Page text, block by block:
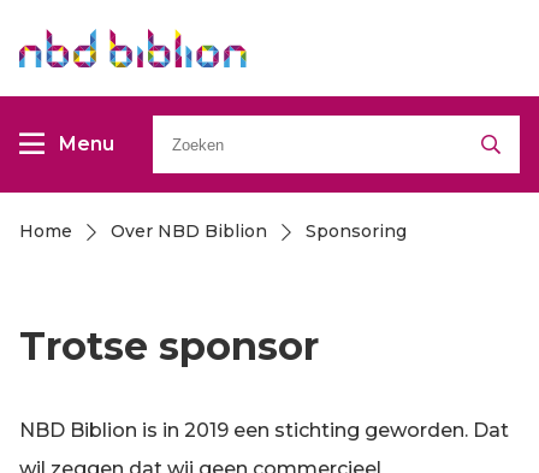
en
naar
de
en
naar
de
Menu
Home Over NBD Biblion Sponsoring
Trotse sponsor
NBD Biblion is in 2019 een stichting geworden. Dat
wil zeggen dat wij geen commercieel